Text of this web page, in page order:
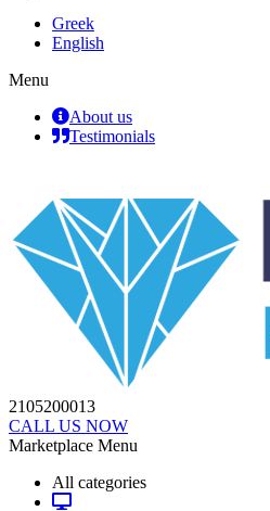
Greek
English
Menu
About us
Testimonials
2105200013
CALL US NOW
Marketplace Menu
All categories